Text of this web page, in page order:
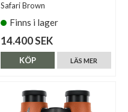
Safari Brown
Finns i lager
14.400 SEK
LÄS MER
KÖP